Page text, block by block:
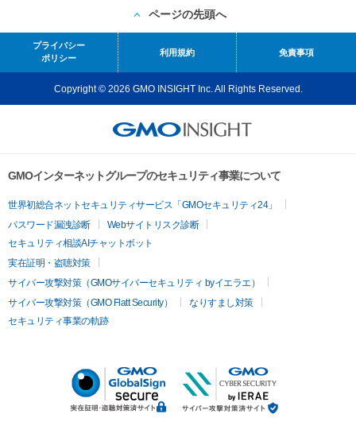
ページの先頭へ
プライバシー
ポリシー
利用規約 免責事項
Copyright © 2026 GMO INSIGHT Inc. All Rights Reserved.
GMOインターネットグループのセキュリティ事業について
世界初総合ネットセキュリティサービス「GMOセキュリティ24」
パスワード漏洩診断
Webサイトリスク診断
セキュリティ相談AIチャットボット
実在証明・盗聴対策
サイバー攻撃対策（GMOサイバーセキュリティ byイエラエ）
サイバー攻撃対策（GMO Flatt Security）
なりすまし対策
セキュリティ事業の軌跡